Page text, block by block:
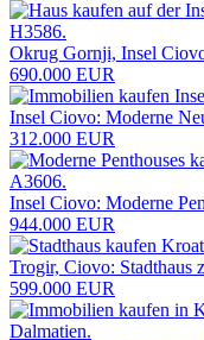
Okrug Gornji, Insel
690.000 EUR
Insel Ciovo: Moderne
312.000 EUR
Insel Ciovo: Moderne
944.000 EUR
Trogir, Ciovo: Stadthaus
599.000 EUR